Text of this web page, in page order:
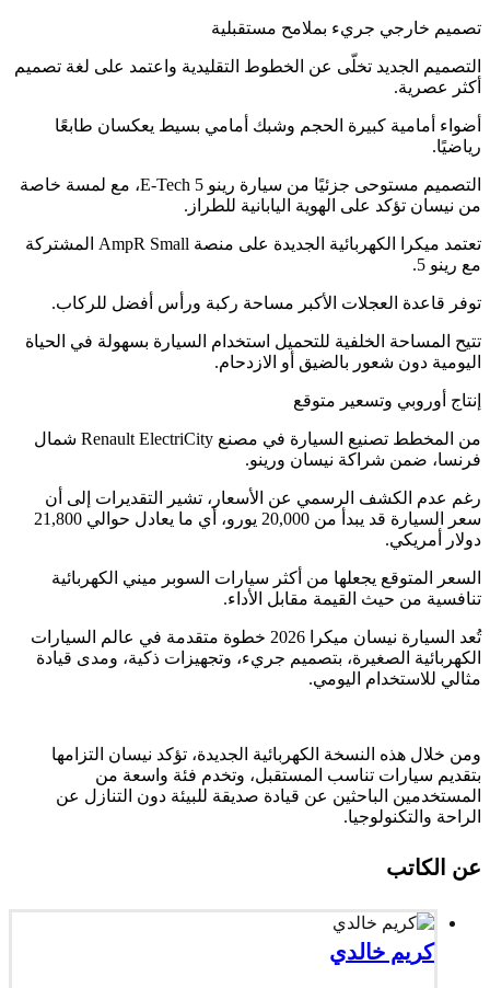
تصميم خارجي جريء بملامح مستقبلية
التصميم الجديد تخلّى عن الخطوط التقليدية واعتمد على لغة تصميم
أكثر عصرية.
أضواء أمامية كبيرة الحجم وشبك أمامي بسيط يعكسان طابعًا
رياضيًا.
التصميم مستوحى جزئيًا من سيارة رينو 5 E-Tech، مع لمسة خاصة
من نيسان تؤكد على الهوية اليابانية للطراز.
تعتمد ميكرا الكهربائية الجديدة على منصة AmpR Small المشتركة
مع رينو 5.
توفر قاعدة العجلات الأكبر مساحة ركبة ورأس أفضل للركاب.
تتيح المساحة الخلفية للتحميل استخدام السيارة بسهولة في الحياة
اليومية دون شعور بالضيق أو الازدحام.
إنتاج أوروبي وتسعير متوقع
من المخطط تصنيع السيارة في مصنع Renault ElectriCity شمال
فرنسا، ضمن شراكة نيسان ورينو.
رغم عدم الكشف الرسمي عن الأسعار، تشير التقديرات إلى أن
سعر السيارة قد يبدأ من 20,000 يورو، أي ما يعادل حوالي 21,800
دولار أمريكي.
السعر المتوقع يجعلها من أكثر سيارات السوبر ميني الكهربائية
تنافسية من حيث القيمة مقابل الأداء.
تُعد السيارة نيسان ميكرا 2026 خطوة متقدمة في عالم السيارات
الكهربائية الصغيرة، بتصميم جريء، وتجهيزات ذكية، ومدى قيادة
مثالي للاستخدام اليومي.
ومن خلال هذه النسخة الكهربائية الجديدة، تؤكد نيسان التزامها
بتقديم سيارات تناسب المستقبل، وتخدم فئة واسعة من
المستخدمين الباحثين عن قيادة صديقة للبيئة دون التنازل عن
الراحة والتكنولوجيا.
عن الكاتب
كريم خالدي